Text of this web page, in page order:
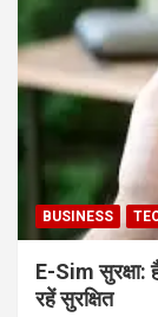
BUSINESS
E-Sim
रहें सुरक्षित